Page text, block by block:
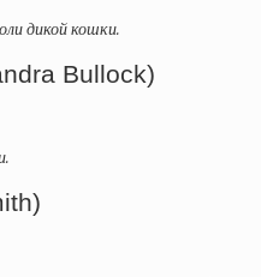
дикой кошки.
Bullock)